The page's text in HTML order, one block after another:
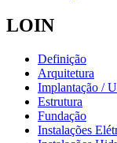
LOIN
Definição
Arquitetura
Implantação /
Estrutura
Fundação
Instalações